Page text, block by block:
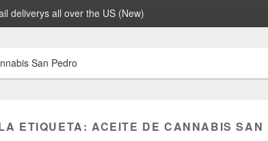
deliverys all over the US (New)
San Pedro
ETIQUETA:ACEITE DE CANNABIS SAN